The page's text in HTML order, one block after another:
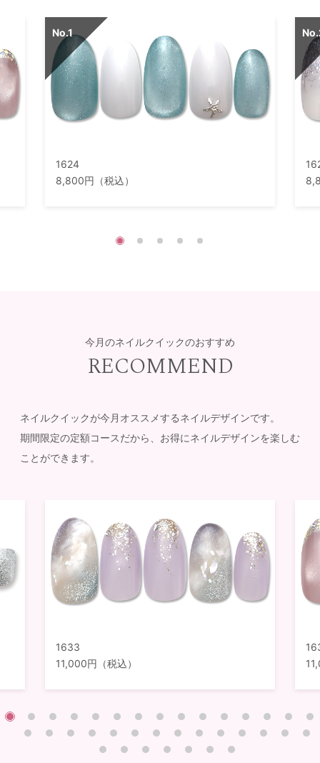
1624
8,800円（税込）
今月のネイルクイックのおすすめ
RECOMMEND
ネイルクイックが今月オススメするネイルデザインです。
期間限定の定額コースだから、お得にネイルデザインを楽しむ
ことができます。
1633
11,000円（税込）